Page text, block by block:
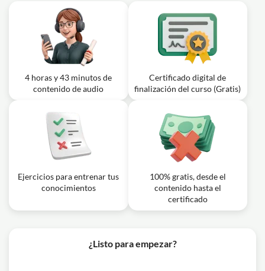
4 horas y 43 minutos de
contenido de audio
Certificado digital de
finalización del curso (Gratis)
Ejercicios para entrenar tus
conocimientos
100% gratis, desde el
contenido hasta el
certificado
¿Listo para empezar?